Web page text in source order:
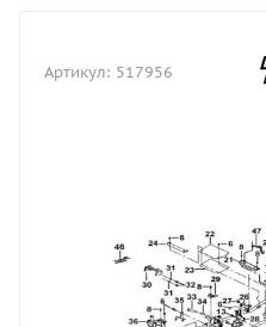
Артикул: 517956